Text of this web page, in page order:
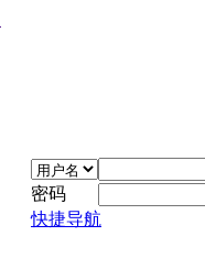
密码
快捷导航